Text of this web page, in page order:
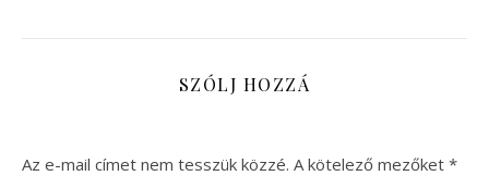
SZÓLJ HOZZÁ
Az e-mail címet nem tesszük közzé. A kötelező mezőket *